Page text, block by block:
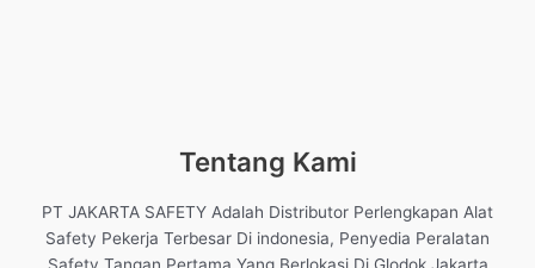
Tentang Kami
PT JAKARTA SAFETY Adalah Distributor Perlengkapan Alat
Safety Pekerja Terbesar Di indonesia, Penyedia Peralatan